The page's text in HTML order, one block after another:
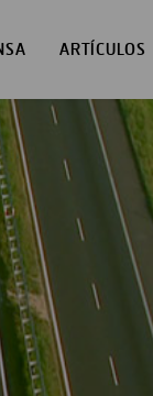
ARTÍCULOS